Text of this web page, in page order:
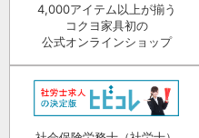
4,000アイテム以上が揃う
コクヨ家具初の
公式オンラインショップ